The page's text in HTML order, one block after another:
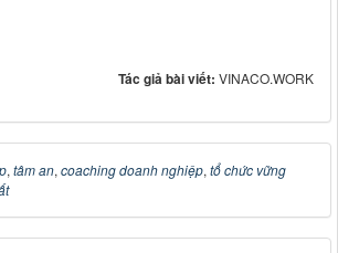
Tác giả bài viết: VINACO.WORK
, tâm an, coaching doanh nghiệp, tổ chức vững